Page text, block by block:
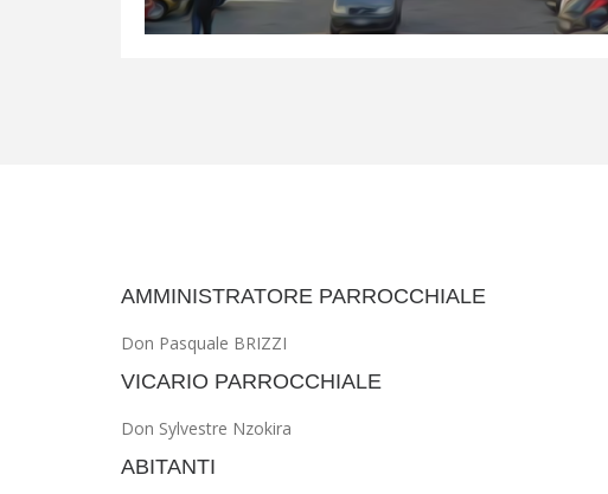
AMMINISTRATORE PARROCCHIALE
Don Pasquale BRIZZI
VICARIO PARROCCHIALE
Don Sylvestre Nzokira
ABITANTI